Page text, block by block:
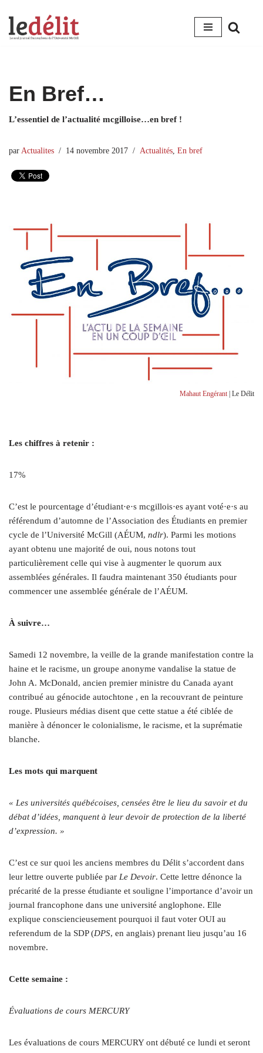
Aller
En Bref…
L’essentiel de l’actualité mcgilloise…en bref !
par Actualites 14 novembre 2017 Actualités En bref
Mahaut Engérant| Le Délit
Les chiffres à retenir :
17%
C’est le pourcentage d’étudiant·e·s mcgillois·es ayant voté·e·s au
référendum d’automne de l’Association des Étudiants en premier
cycle de l’Université McGill (AÉUM, ndlr). Parmi les motions
ayant obtenu une majorité de oui, nous notons tout
particulièrement celle qui vise à augmenter le quorum aux
assemblées générales. Il faudra maintenant 350 étudiants pour
commencer une assemblée générale de l’AÉUM.
À suivre…
Samedi 12 novembre, la veille de la grande manifestation contre la
haine et le racisme, un groupe anonyme vandalise la statue de
John A. McDonald, ancien premier ministre du Canada ayant
contribué au génocide autochtone , en la recouvrant de peinture
rouge. Plusieurs médias disent que cette statue a été ciblée de
manière à dénoncer le colonialisme, le racisme, et la suprématie
blanche.
Les mots qui marquent
« Les universités québécoises, censées être le lieu du savoir et du
débat d’idées, manquent à leur devoir de protection de la liberté
d’expression. »
C’est ce sur quoi les anciens membres du Délit s’accordent dans
leur lettre ouverte publiée par Le Devoir. Cette lettre dénonce la
précarité de la presse étudiante et souligne l’importance d’avoir un
journal francophone dans une université anglophone. Elle
explique consciencieusement pourquoi il faut voter OUI au
referendum de la SDP (DPS, en anglais) prenant lieu jusqu’au 16
novembre.
Cette semaine :
Évaluations de cours MERCURY
Les évaluations de cours MERCURY ont débuté ce lundi et seront